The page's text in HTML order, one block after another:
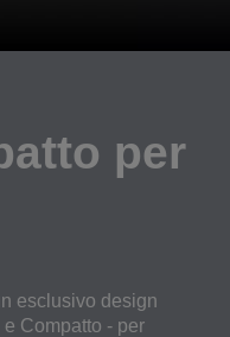
per
esclusivo design
Compatto - per